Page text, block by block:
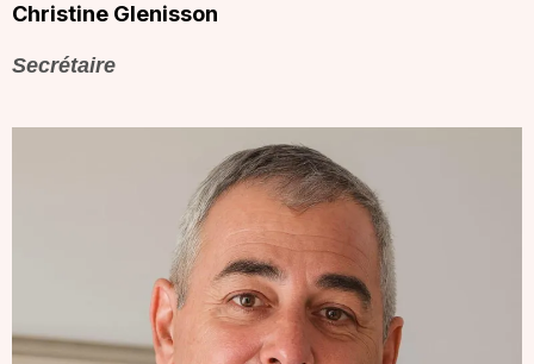
Christine Glenisson
Secrétaire